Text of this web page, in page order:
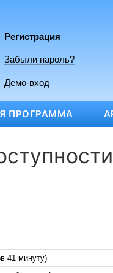
Регистрация
Забыли пароль?
Демо-вход
ПРОГРАММА
41 минуту)